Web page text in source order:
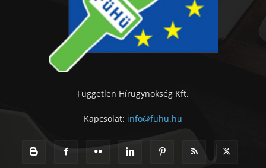
Független Hírügynökség Kft.
Kapcsolat: info@fuhu.hu